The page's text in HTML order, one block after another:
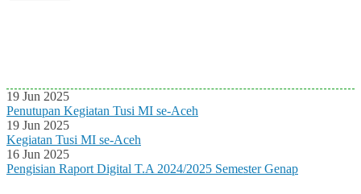
19 Jun 2025
Penutupan Kegiatan Tusi MI se-Aceh
19 Jun 2025
Kegiatan Tusi MI se-Aceh
16 Jun 2025
Pengisian Raport Digital T.A 2024/2025 Semester Genap